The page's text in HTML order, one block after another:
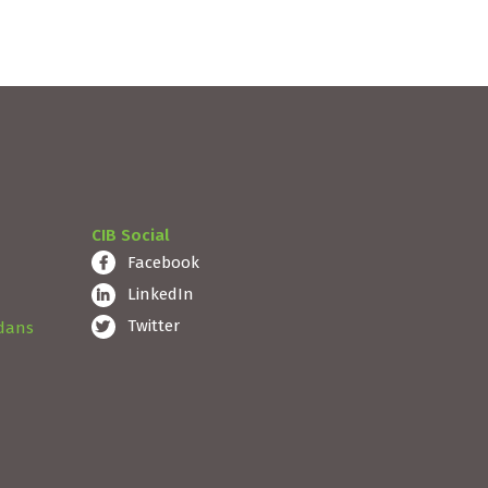
CIB Social
Facebook
LinkedIn
Twitter